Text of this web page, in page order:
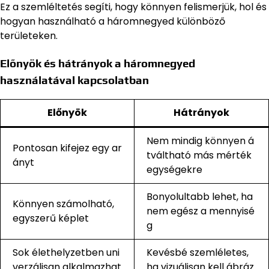
Ez a szemléltetés segíti, hogy könnyen felismerjük, hol és
hogyan használható a háromnegyed különböző
területeken.
Előnyök és hátrányok a háromnegyed
használatával kapcsolatban
Előnyök Hátrányok
Pontosan kifejez egy ar
ányt
Nem mindig könnyen á
tváltható más mérték
egységekre
Könnyen számolható,
egyszerű képlet
Bonyolultabb lehet, ha
nem egész a mennyisé
g
Sok élethelyzetben uni
Kevésbé szemléletes,